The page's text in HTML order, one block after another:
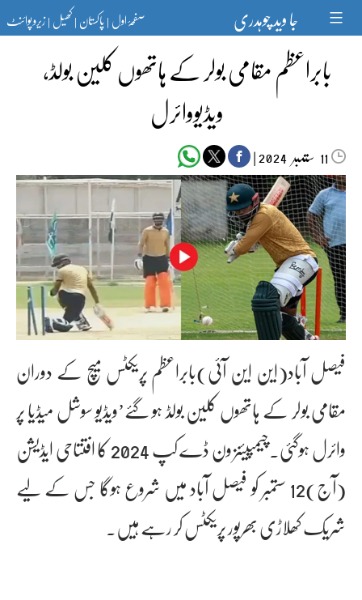
content جا وید چوہدری صفحۂ اول|پاکستان|کھیل|زیرو پوائنٹ
بابراعظم مقامی بولر کے ہاتھوں کلین بولڈ،
ویڈیووائرل
11 ستمبر‬‮ |
فیصل آباد(این این آئی)بابراعظم پریکٹس میچ کے دوران
مقامی بولر کے ہاتھوں کلین بولڈ ہو گئے’ویڈیو سوشل میڈیا پر
وائرل ہوگئی۔چیمپیئنز ون ڈے کپ 2024 کا افتتاحی ایڈیشن
(آج)12 ستمبر کو فیصل آباد میں شروع ہوگا جس کے لیے
شریک کھلاڑی بھرپور پریکٹس کر رہے ہیں۔